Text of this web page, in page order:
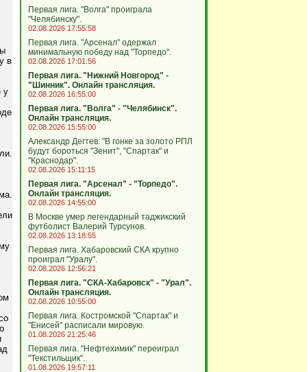
в
у
Первая лига. "Волга" проиграла
"Челябинску".
02.08.2026 17:55:58
Первая лига. "Арсенал" одержал
минимальную победу над "Торпедо".
02.08.2026 17:01:56
Первая лига. "Нижний Новгород" -
"Шинник". Онлайн трансляция.
02.08.2026 16:55:00
Первая лига. "Волга" - "Челябинск".
Онлайн трансляция.
02.08.2026 15:55:00
Александр Дегтев: "В гонке за золото РПЛ
будут бороться "Зенит", "Спартак" и
"Краснодар".
02.08.2026 15:11:15
Первая лига. "Арсенал" - "Торпедо".
Онлайн трансляция.
02.08.2026 14:55:00
В Москве умер легендарный таджикский
футболист Валерий Турсунов.
02.08.2026 13:18:55
Первая лига. Хабаровский СКА крупно
проиграл "Уралу".
02.08.2026 12:56:21
Первая лига. "СКА-Хабаровск" - "Урал".
Онлайн трансляция.
02.08.2026 10:55:00
Первая лига. Костромской "Спартак" и
"Енисей" расписали мировую.
01.08.2026 21:25:46
Первая лига. "Нефтехимик" переиграл
"Текстильщик".
01.08.2026 19:57:11